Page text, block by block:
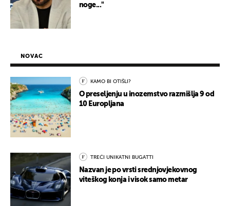
noge..."
NOVAC
KAMO BI OTIŠLI?
O preseljenju u inozemstvo razmišlja 9 od
10 Europljana
TREĆI UNIKATNI BUGATTI
Nazvan je po vrsti srednjovjekovnog
viteškog konja i visok samo metar